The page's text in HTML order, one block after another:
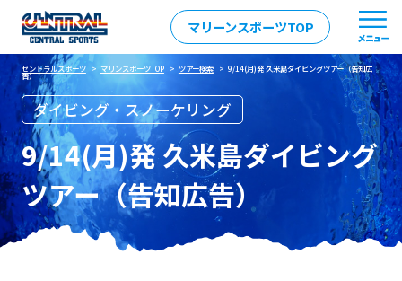
マリーンスポーツTOP
セントラルスポーツ> マリンスポーツTOP> ツアー検索> 9/14(月)発 久米島ダイビングツアー（告知広
告）
ダイビング・スノーケリング
9/14(月)発 久米島ダイビング
ツアー（告知広告）